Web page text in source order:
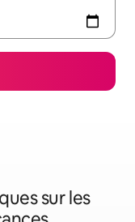
sur les